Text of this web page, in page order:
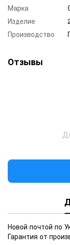
Марка
Изделие
Производство
Отзывы
Новой почтой по
Гарантия от